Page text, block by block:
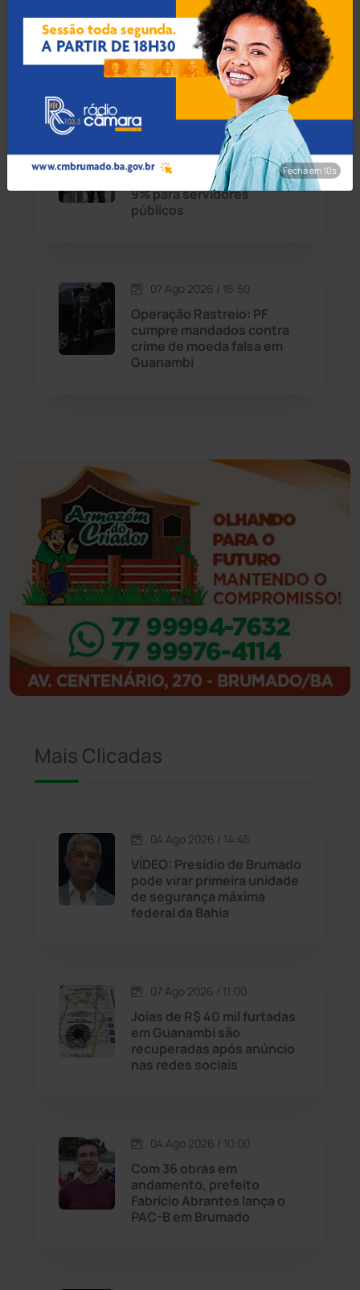
Cordeiros (49)
Dom Basílio (391)
Economia (1235)
Educação (232)
Érico Cardoso
Eventos
Feira da Mata
Ibiassucê (167)
Ibicoara (221)
Ibipitanga
Ibitiara (32)
Igaporã
Ituaçu (256)
Jacaraci
Jussiape (97)
Justiça
Licínio de Almeida
Livramento de Nossa... (1338)
Malhada
Malhada de Pedras
MP recomenda que escola
readmita aluno autista
impedido de frequentar
aulas em Porto Seguro
07 Ago 2026 / 17:00
Prefeito de Brumado
anuncia reajuste salarial de
9% para servidores
públicos
07 Ago 2026 / 16:50
Operação Rastreio: PF
cumpre mandados contra
crime de moeda falsa em
Guanambi
Mais Clicadas
04 Ago 2026 / 14:45
VÍDEO: Presídio de Brumado
pode virar primeira unidade
de segurança máxima
federal da Bahia
07 Ago 2026 / 11:00
Joias de R$ 40 mil furtadas
em Guanambi são
recuperadas após anúncio
nas redes sociais
04 Ago 2026 / 10:00
Com 36 obras em
andamento, prefeito
Fabrício Abrantes lança o
PAC-B em Brumado
Fecha em 9s